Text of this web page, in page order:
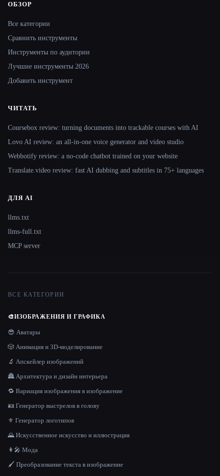
Site navigation
ОБЗОР
Все категории
Сравнить инструменты
Инструменты по аудитории
Лучшие инструменты 2026
Добавить инструмент
ЧИТАТЬ
Coursebox review: turning documents into trackable courses with AI
Lovo AI review: an all-in-one voice generator and video studio
Webbotify review: a no-code chatbot trained on your website
Translate.video review: fast AI dubbing and subtitles in 75+ languages
ДЛЯ AI
llms.txt
llms-full.txt
MCP server
ВСЕ КАТЕГОРИИ
🎨ИЗОБРАЖЕНИЯ И ГРАФИКА
😎 Аватары
🎲 Анимация и 3D-моделирование
🔬 Апскейлер изображений
🏯 Архитектура и дизайн интерьера
🔁 Вариация изображения в изображение
🪪 Генератор выстрелов в голову
⚜️ Генератор логотипов
🌄 Искусственное искусство и иллюстрация
👩‍🎤 Мода
🖌️ Преобразование текста в изображение